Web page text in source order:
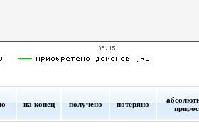
на конец получено потеряно